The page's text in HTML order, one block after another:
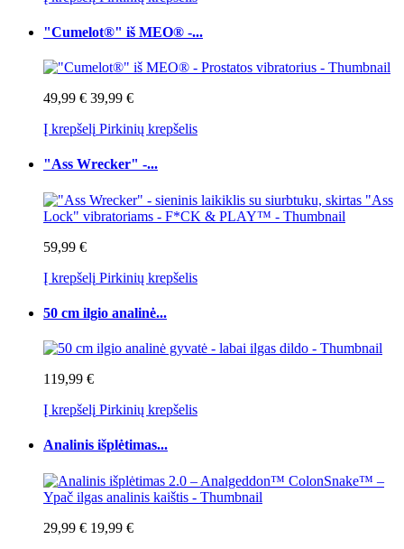
"Cumelot®" iš MEO® -...
49,99 € 39,99 €
Į krepšelį Pirkinių krepšelis
"Ass Wrecker" -...
59,99 €
Į krepšelį Pirkinių krepšelis
50 cm ilgio analinė...
119,99 €
Į krepšelį Pirkinių krepšelis
Analinis išplėtimas...
29,99 € 19,99 €